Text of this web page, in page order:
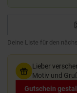
Deine Liste für den
Lieber
Motiv und
Gutschein